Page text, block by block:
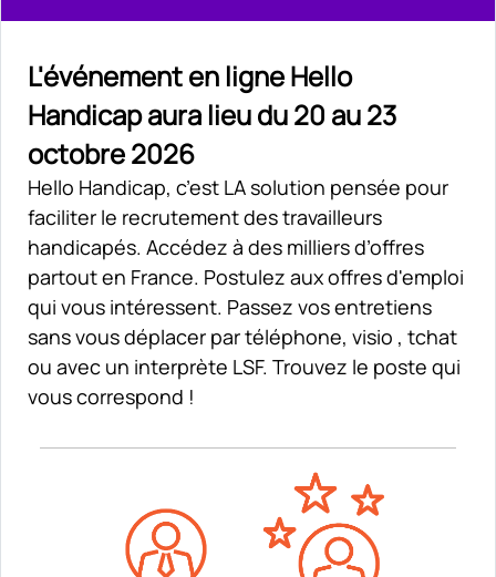
L'événement en ligne Hello
Handicap aura lieu du 20 au 23
octobre 2026
Hello Handicap, c’est LA solution pensée pour
faciliter le recrutement des travailleurs
handicapés. Accédez à des milliers d’offres
partout en France. Postulez aux offres d'emploi
qui vous intéressent. Passez vos entretiens
sans vous déplacer par téléphone, visio , tchat
ou avec un interprète LSF. Trouvez le poste qui
vous correspond !